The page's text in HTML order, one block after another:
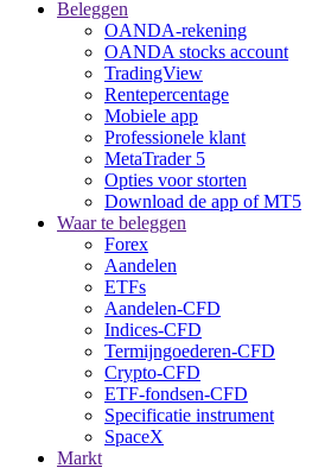
Beleggen
OANDA-rekening
OANDA stocks account
TradingView
Rentepercentage
Mobiele app
Professionele klant
MetaTrader 5
Opties voor storten
Download de app of MT5
Waar te beleggen
Forex
Aandelen
ETFs
Aandelen-CFD
Indices-CFD
Termijngoederen-CFD
Crypto-CFD
ETF-fondsen-CFD
Specificatie instrument
SpaceX
Markt